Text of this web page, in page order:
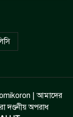
| আমাদের
দণ্ডনীয় অপরাধ